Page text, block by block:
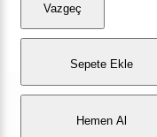
Vazgeç
Sepete Ekle
Hemen Al